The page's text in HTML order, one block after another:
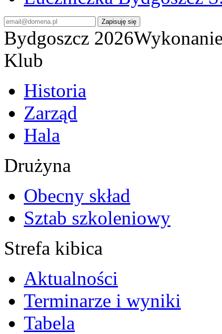
Bydgoszcz 2026
Klub
Historia
Zarząd
Hala
Drużyna
Obecny skład
Sztab szkoleniowy
Strefa kibica
Aktualności
Terminarze i wyniki
Tabela